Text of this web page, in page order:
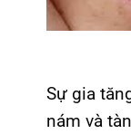
Sự gia
nám và